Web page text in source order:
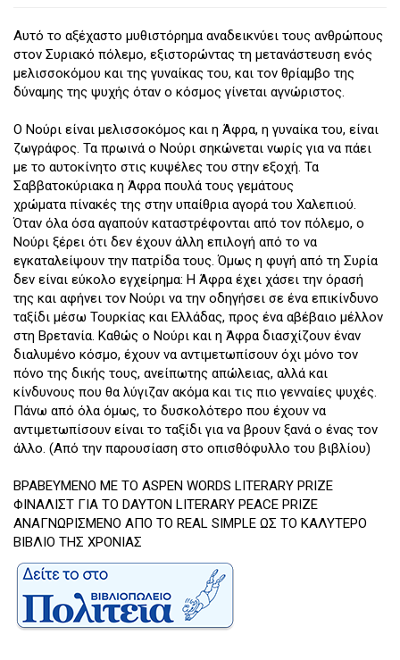
Αυτό το αξέχαστο μυθιστόρημα αναδεικνύει τους ανθρώπους
στον Συριακό πόλεμο, εξιστορώντας τη μετανάστευση ενός
μελισσοκόμου και της γυναίκας του, και τον θρίαμβο της
δύναμης της ψυχής όταν ο κόσμος γίνεται αγνώριστος.
Ο Νούρι είναι μελισσοκόμος και η Άφρα, η γυναίκα του, είναι
ζωγράφος. Τα πρωινά ο Νούρι σηκώνεται νωρίς για να πάει
με το αυτοκίνητο στις κυψέλες του στην εξοχή. Τα
Σαββατοκύριακα η Άφρα πουλά τους γεμάτους
χρώματα πίνακές της στην υπαίθρια αγορά του Χαλεπιού.
Όταν όλα όσα αγαπούν καταστρέφονται από τον πόλεμο, ο
Νούρι ξέρει ότι δεν έχουν άλλη επιλογή από το να
εγκαταλείψουν την πατρίδα τους. Όμως η φυγή από τη Συρία
δεν είναι εύκολο εγχείρημα: Η Άφρα έχει χάσει την όρασή
της και αφήνει τον Νούρι να την οδηγήσει σε ένα επικίνδυνο
ταξίδι μέσω Τουρκίας και Ελλάδας, προς ένα αβέβαιο μέλλον
στη Βρετανία. Καθώς ο Νούρι και η Άφρα διασχίζουν έναν
διαλυμένο κόσμο, έχουν να αντιμετωπίσουν όχι μόνο τον
πόνο της δικής τους, ανείπωτης απώλειας, αλλά και
κίνδυνους που θα λύγιζαν ακόμα και τις πιο γενναίες ψυχές.
Πάνω από όλα όμως, το δυσκολότερο που έχουν να
αντιμετωπίσουν είναι το ταξίδι για να βρουν ξανά ο ένας τον
άλλο. (Από την παρουσίαση στο οπισθόφυλλο του βιβλίου)
ΒΡΑΒΕΥΜΕΝΟ ΜΕ ΤΟ ASPEN WORDS LITERARY PRIZE
ΦΙΝΑΛΙΣΤ ΓΙΑ ΤΟ DAYTON LITERARY PEACE PRIZE
ΑΝΑΓΝΩΡΙΣΜΕΝΟ ΑΠΟ ΤΟ REAL SIMPLE ΩΣ ΤΟ ΚΑΛΥΤΕΡΟ
ΒΙΒΛΙΟ ΤΗΣ ΧΡΟΝΙΑΣ